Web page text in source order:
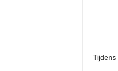
Tijdens